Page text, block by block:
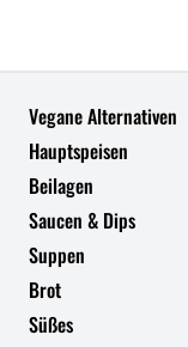
Vegane Alternativen
Hauptspeisen
Beilagen
Saucen & Dips
Suppen
Brot
Süßes